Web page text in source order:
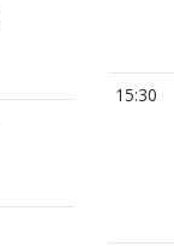
15:30